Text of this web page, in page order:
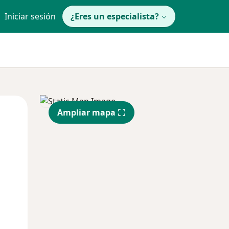
Iniciar sesión ¿Eres un especialista?
Mar
11 Ago
Mié
12 Ago
Ampliar mapa